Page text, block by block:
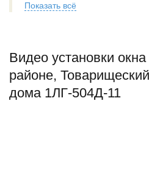
Показать всё
Видео установки
районе,
дома 1ЛГ-504Д-11